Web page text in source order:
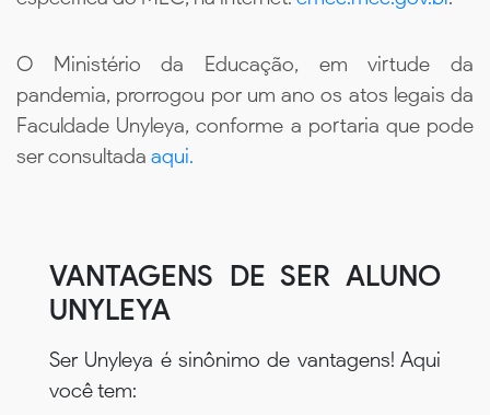
O Ministério da Educação, em virtude da
pandemia, prorrogou por um ano os atos legais da
Faculdade Unyleya, conforme a portaria que pode
ser consultada aqui.
VANTAGENS DE SER ALUNO
UNYLEYA
Ser Unyleya é sinônimo de vantagens! Aqui
você tem: